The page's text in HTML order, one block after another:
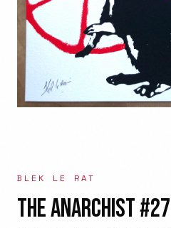
BLEK LE RAT
THE ANARCHIST